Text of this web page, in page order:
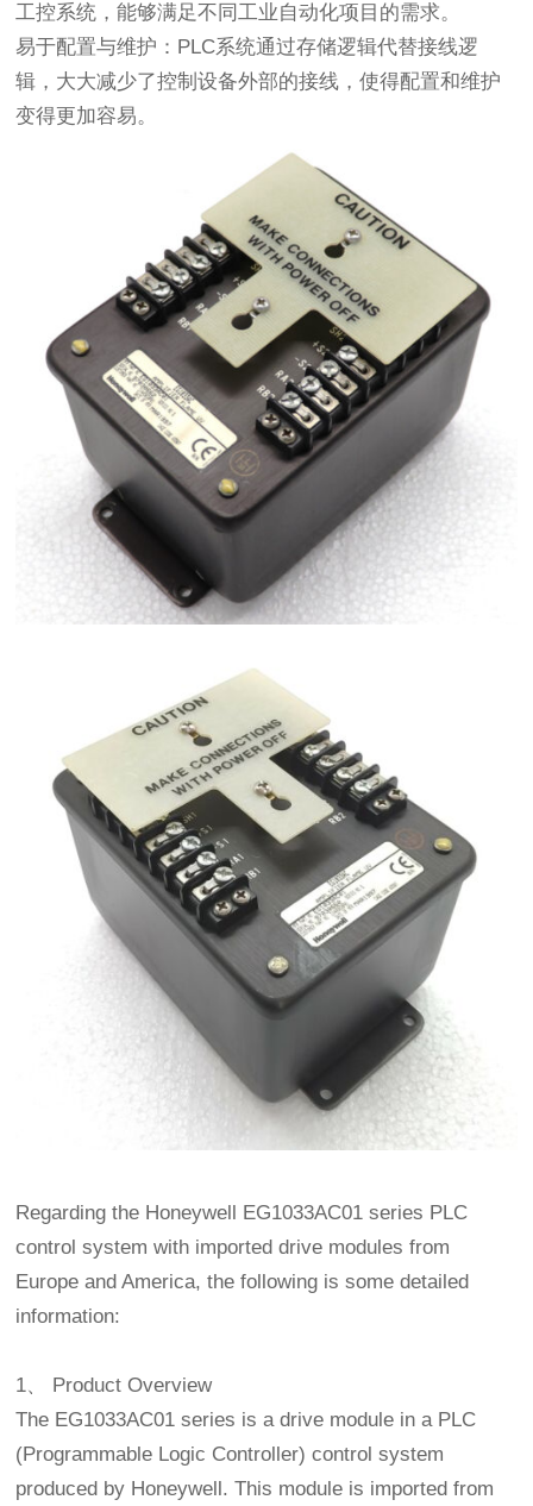
工控系统，能够满足不同工业自动化项目的需求。
易于配置与维护：PLC系统通过存储逻辑代替接线逻
辑，大大减少了控制设备外部的接线，使得配置和维护
变得更加容易。
Regarding the Honeywell EG1033AC01 series PLC
control system with imported drive modules from
Europe and America, the following is some detailed
information:
1、 Product Overview
The EG1033AC01 series is a drive module in a PLC
(Programmable Logic Controller) control system
produced by Honeywell. This module is imported from